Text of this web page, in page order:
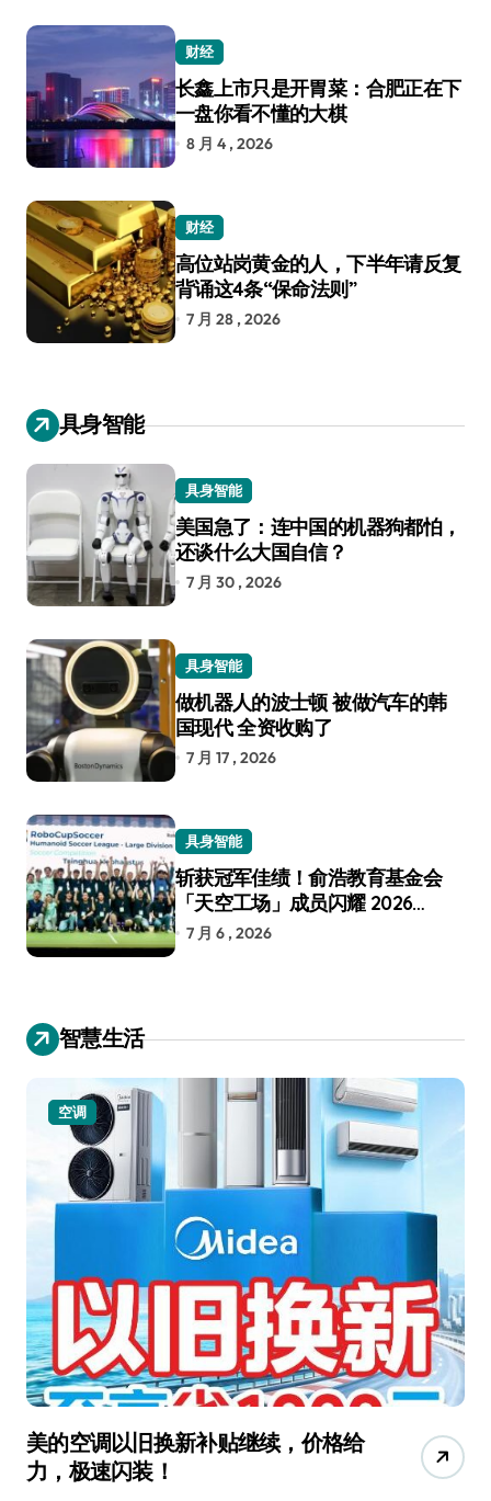
财经
长鑫上市只是开胃菜：合肥正在下
一盘你看不懂的大棋
8 月 4 , 2026
财经
高位站岗黄金的人，下半年请反复
背诵这4条“保命法则”
7 月 28 , 2026
具身智能
具身智能
美国急了：连中国的机器狗都怕，
还谈什么大国自信？
7 月 30 , 2026
具身智能
做机器人的波士顿 被做汽车的韩
国现代 全资收购了
7 月 17 , 2026
具身智能
斩获冠军佳绩！俞浩教育基金会
「天空工场」成员闪耀 2026
RoboCup 机器人世界杯
7 月 6 , 2026
智慧生活
空调
美的空调以旧换新补贴继续，价格给
力，极速闪装！